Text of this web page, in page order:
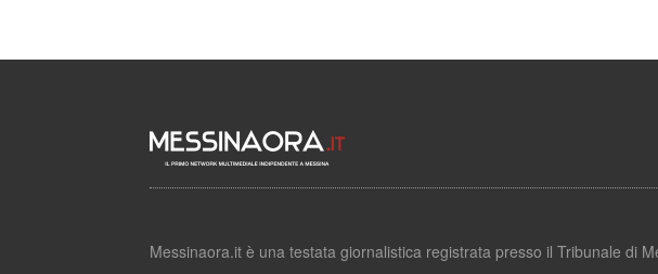
Messinaora.it è una testata giornalistica registrata presso il Tribunale di